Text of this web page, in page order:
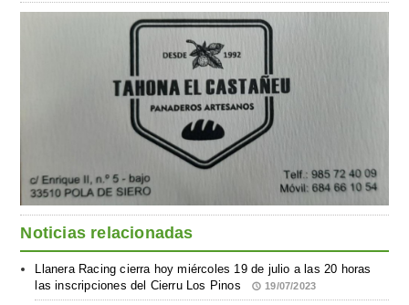
Noticias relacionadas
Llanera Racing cierra hoy miércoles 19 de julio a las 20 horas
las inscripciones del Cierru Los Pinos
19/07/2023